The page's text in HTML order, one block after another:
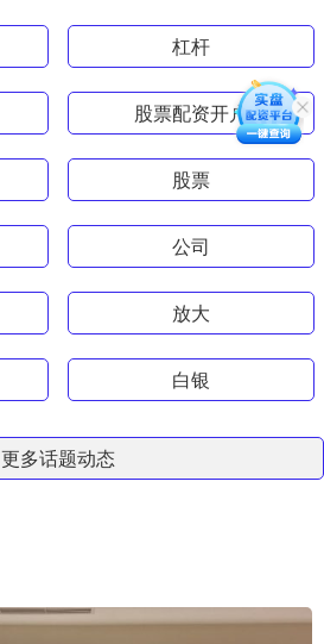
杠杆
股票配资开户
股票
公司
放大
白银
更多话题动态